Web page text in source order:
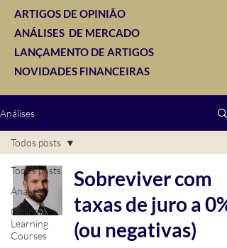
ARTIGOS DE OPINIÃO
ANÁLISES DE MERCADO
LANÇAMENTO DE ARTIGOS
NOVIDADES FINANCEIRAS
Análises
Todos posts
Análises
Online
Learning
Courses
Todos posts
Sobreviver com
taxas de juro a 0%
(ou negativas)